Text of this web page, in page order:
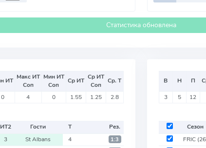
Статистика обновлена
ИТ Макс ИТ
Соп
Мин ИТ
Соп
Ср ИТ Ср ИТ
Соп
Ср. Т
0 4 0 1.55 1.25 2.8
ИТ2 Гости Т
Рез.
3 St Albans 4 1:3
В Н П
3 5 12
Сезон
FRIC